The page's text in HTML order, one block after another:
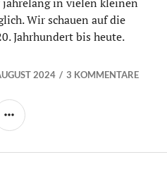
Wir schauen auf die
Jahrhundert bis heute.
und HO
2024 3 KOMMENTARE
SEITENLEISTE